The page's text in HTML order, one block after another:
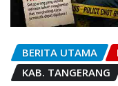
BERITA UTAMA
KAB. TANGERANG